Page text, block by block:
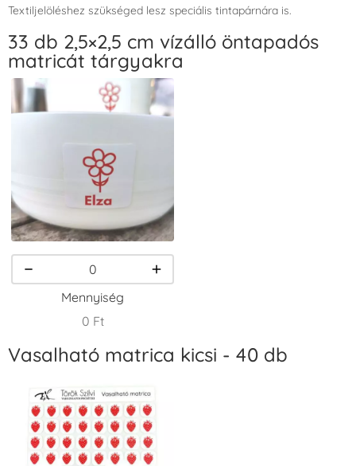
VersaCraft
Tintapárna -
Bordó
+1.380 Ft
VersaCraft
Tintapárna -
Citromsárga
+1.380 Ft
VersaCraft
Tintapárna -
VersaCraft
Tintapárna -
Csokibarna
+1.380 Ft
VersaCraft
Tintapárna -
Erdőzöld
+790 Ft
VersaCraft
Fekete
+1.380 Ft
VersaCraft
Fenyőzöld
+1.380 Ft
VersaCraft
Textiljelöléshez szükséged lesz speciális tintapárnára is.
33 db 2,5×2,5 cm vízálló öntapadós
matricát tárgyakra
Mennyiség
0 Ft
Vasalható matrica kicsi - 40 db